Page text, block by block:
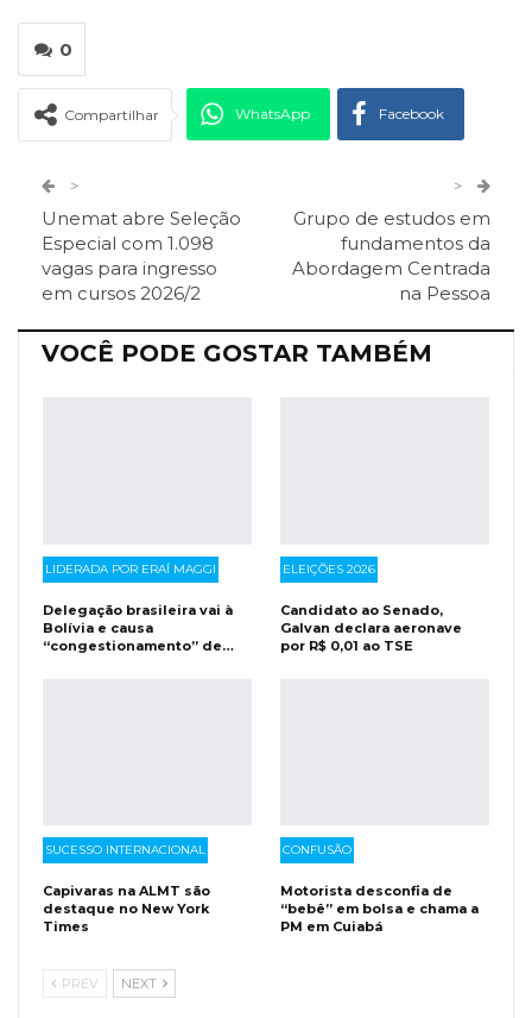
0
Compartilhar WhatsApp Facebook
ReddIt Pinterest Telegram
Facebook Messenger O email
>
Unemat abre Seleção
Especial com 1.098
vagas para ingresso
em cursos 2026/2
>
Grupo de estudos em
fundamentos da
Abordagem Centrada
na Pessoa
VOCÊ PODE GOSTAR TAMBÉM
LIDERADA POR ERAÍ MAGGI
Delegação brasileira vai à
Bolívia e causa
“congestionamento” de…
ELEIÇÕES 2026
Candidato ao Senado,
Galvan declara aeronave
por R$ 0,01 ao TSE
SUCESSO INTERNACIONAL
Capivaras na ALMT são
destaque no New York
Times
CONFUSÃO
Motorista desconfia de
“bebê” em bolsa e chama a
PM em Cuiabá
PREV NEXT